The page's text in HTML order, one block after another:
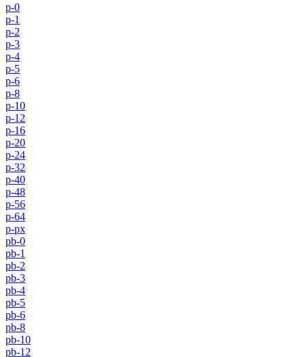
p-0
p-1
p-2
p-3
p-4
p-5
p-6
p-8
p-10
p-12
p-16
p-20
p-24
p-32
p-40
p-48
p-56
p-64
p-px
pb-0
pb-1
pb-2
pb-3
pb-4
pb-5
pb-6
pb-8
pb-10
pb-12